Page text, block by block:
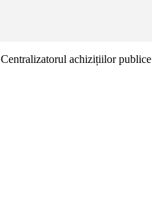
Centralizatorul achizițiilor publice